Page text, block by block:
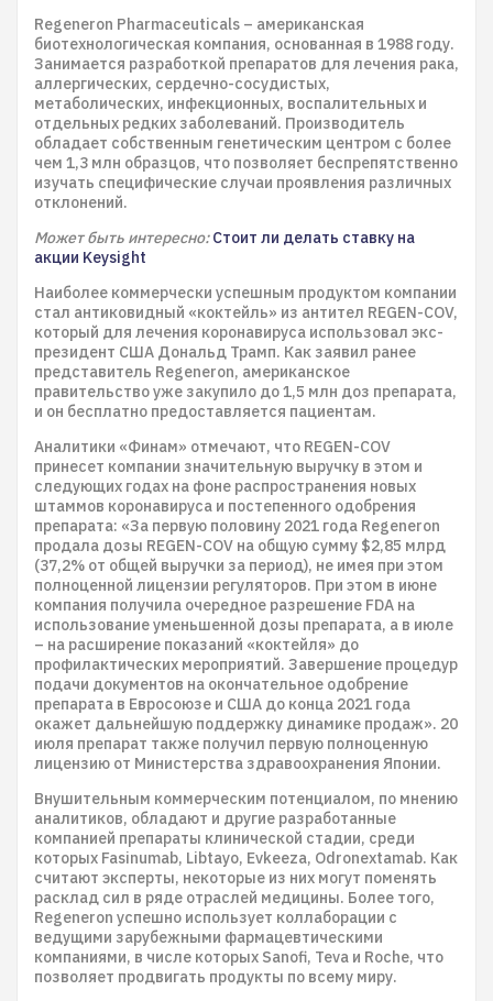
Regeneron Pharmaceuticals – американская
биотехнологическая компания, основанная в 1988 году.
Занимается разработкой препаратов для лечения рака,
аллергических, сердечно-сосудистых,
метаболических, инфекционных, воспалительных и
отдельных редких заболеваний. Производитель
обладает собственным генетическим центром с более
чем 1,3 млн образцов, что позволяет беспрепятственно
изучать специфические случаи проявления различных
отклонений.
Может быть интересно: Стоит ли делать ставку на
акции Keysight
Наиболее коммерчески успешным продуктом компании
стал антиковидный «коктейль» из антител REGEN-COV,
который для лечения коронавируса использовал экс-
президент США Дональд Трамп. Как заявил ранее
представитель Regeneron, американское
правительство уже закупило до 1,5 млн доз препарата,
и он бесплатно предоставляется пациентам.
Аналитики «Финам» отмечают, что REGEN-COV
принесет компании значительную выручку в этом и
следующих годах на фоне распространения новых
штаммов коронавируса и постепенного одобрения
препарата: «За первую половину 2021 года Regeneron
продала дозы REGEN-COV на общую сумму $2,85 млрд
(37,2% от общей выручки за период), не имея при этом
полноценной лицензии регуляторов. При этом в июне
компания получила очередное разрешение FDA на
использование уменьшенной дозы препарата, а в июле
– на расширение показаний «коктейля» до
профилактических мероприятий. Завершение процедур
подачи документов на окончательное одобрение
препарата в Евросоюзе и США до конца 2021 года
окажет дальнейшую поддержку динамике продаж». 20
июля препарат также получил первую полноценную
лицензию от Министерства здравоохранения Японии.
Внушительным коммерческим потенциалом, по мнению
аналитиков, обладают и другие разработанные
компанией препараты клинической стадии, среди
которых Fasinumab, Libtayo, Evkeeza, Odronextamab. Как
считают эксперты, некоторые из них могут поменять
расклад сил в ряде отраслей медицины. Более того,
Regeneron успешно использует коллаборации с
ведущими зарубежными фармацевтическими
компаниями, в числе которых Sanofi, Teva и Roche, что
позволяет продвигать продукты по всему миру.